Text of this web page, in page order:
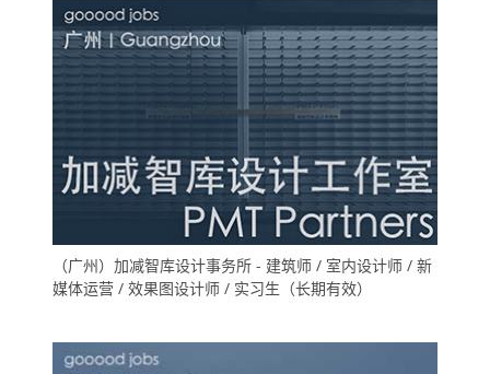
（广州）加减智库设计事务所 - 建筑师 / 室内设计师 / 新
媒体运营 / 效果图设计师 / 实习生（长期有效）